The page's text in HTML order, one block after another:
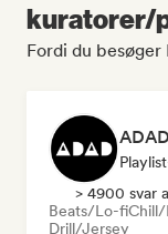
kuratorer/
Fordi du
> 4900 svar
Beats/Lo-fi
Drill/Jersey